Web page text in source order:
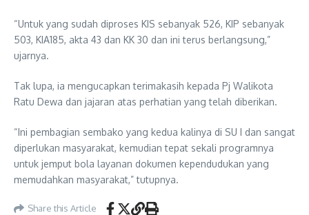
“Untuk yang sudah diproses KIS sebanyak 526, KIP sebanyak
503, KIA185, akta 43 dan KK 30 dan ini terus berlangsung,”
ujarnya.
Tak lupa, ia mengucapkan terimakasih kepada Pj Walikota
Ratu Dewa dan jajaran atas perhatian yang telah diberikan.
“Ini pembagian sembako yang kedua kalinya di SU I dan sangat
diperlukan masyarakat, kemudian tepat sekali programnya
untuk jemput bola layanan dokumen kependudukan yang
memudahkan masyarakat,” tutupnya.
Share this Article